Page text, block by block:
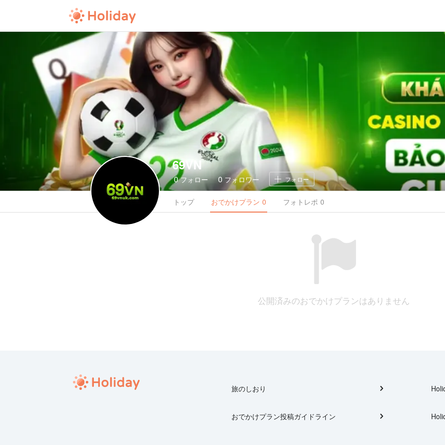
69VN
0フォロー 0フォロワー フォロー
トップ おでかけプラン 0 フォトレポ 0
公開済みのおでかけプランはありません
旅のしおり
おでかけプラン投稿ガイドライン